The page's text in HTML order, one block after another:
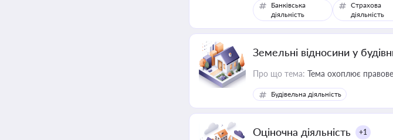
Банківська
діяльність
Страхова
діяльність
Земельні відносини у
Про що тема: Тема охоплює правове
Будівельна діяльність
Оціночна діяльність +1